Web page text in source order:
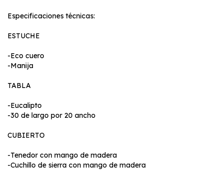
Especificaciones técnicas:
ESTUCHE
-Eco cuero
-Manija
TABLA
-Eucalipto
-30 de largo por 20 ancho
CUBIERTO
-Tenedor con mango de madera
-Cuchillo de sierra con mango de madera